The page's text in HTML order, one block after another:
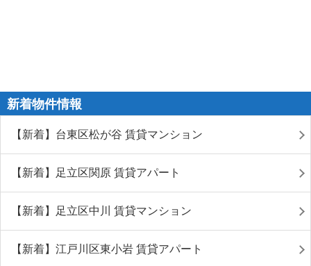
新着物件情報
【新着】台東区松が谷 賃貸マンション
【新着】足立区関原 賃貸アパート
【新着】足立区中川 賃貸マンション
【新着】江戸川区東小岩 賃貸アパート